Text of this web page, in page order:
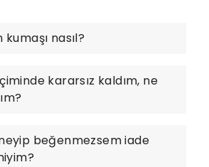
kumaşı nasıl?
kararsız kaldım, ne
beğenmezsem iade